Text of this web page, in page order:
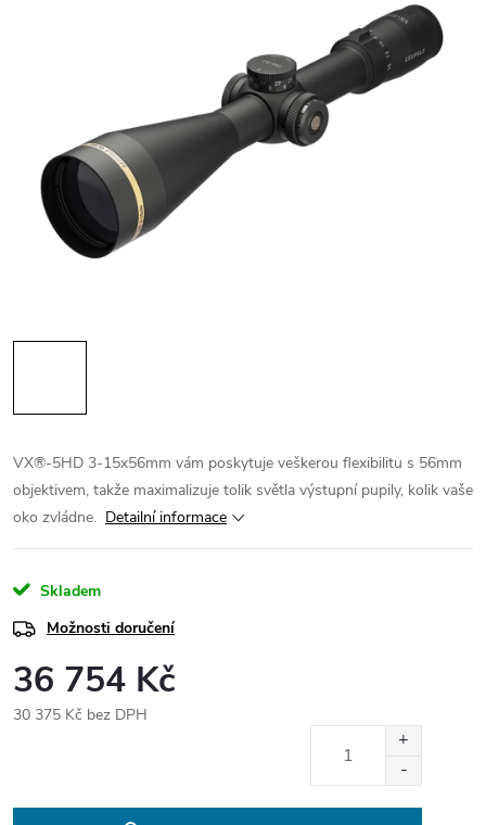
VX®-5HD 3-15x56mm vám poskytuje veškerou flexibilitu s 56mm
objektivem, takže maximalizuje tolik světla výstupní pupily, kolik vaše
oko zvládne. Detailní informace
Skladem
Možnosti doručení
36 754 Kč
30 375 Kč bez DPH